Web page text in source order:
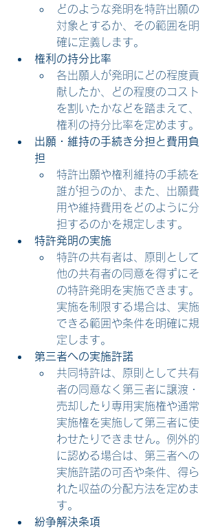
どのような発明を特許出願の
対象とするか、その範囲を明
確に定義します。
権利の持分比率
各出願人が発明にどの程度貢
献したか、どの程度のコスト
を割いたかなどを踏まえて、
権利の持分比率を定めます。
出願・維持の手続き分担と費用負
担
特許出願や権利維持の手続を
誰が担うのか、また、出願費
用や維持費用をどのように分
担するのかを規定します。
特許発明の実施
特許の共有者は、原則として
他の共有者の同意を得ずにそ
の特許発明を実施できます。
実施を制限する場合は、実施
できる範囲や条件を明確に規
定します。
第三者への実施許諾
共同特許は、原則として共有
者の同意なく第三者に譲渡・
売却したり専用実施権や通常
実施権を実施して第三者に使
わせたりできません。例外的
に認める場合は、第三者への
実施許諾の可否や条件、得ら
れた収益の分配方法を定めま
す。
紛争解決条項